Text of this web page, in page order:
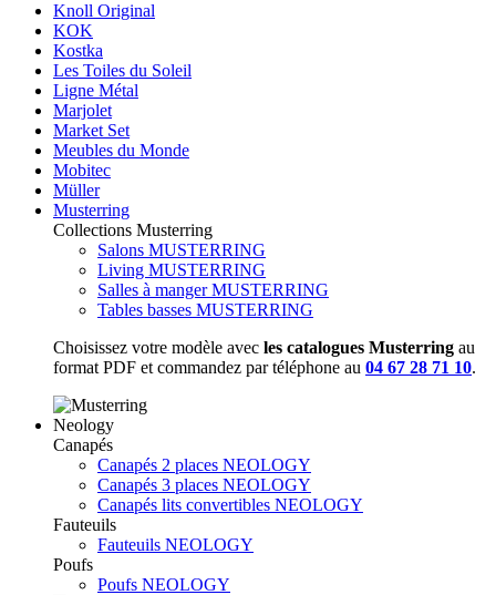
Knoll Original
KOK
Kostka
Les Toiles du Soleil
Ligne Métal
Marjolet
Market Set
Meubles du Monde
Mobitec
Müller
Musterring
Collections Musterring
Salons MUSTERRING
Living MUSTERRING
Salles à manger MUSTERRING
Tables basses MUSTERRING
Choisissez votre modèle avec les catalogues Musterring au
format PDF et commandez par téléphone au 04 67 28 71 10.
Neology
Canapés
Canapés 2 places NEOLOGY
Canapés 3 places NEOLOGY
Canapés lits convertibles NEOLOGY
Fauteuils
Fauteuils NEOLOGY
Poufs
Poufs NEOLOGY